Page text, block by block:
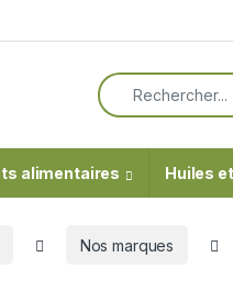
Search for:
alimentaires Huiles
Nos marques